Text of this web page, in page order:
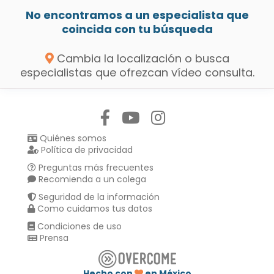
No encontramos a un especialista que
coincida con tu búsqueda
Cambia la localización o busca
especialistas que ofrezcan vídeo consulta.
Quiénes somos
Política de privacidad
Preguntas más frecuentes
Recomienda a un colega
Seguridad de la información
Como cuidamos tus datos
Condiciones de uso
Prensa